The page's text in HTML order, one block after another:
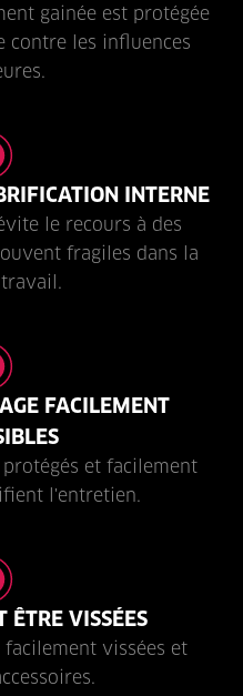
gainée est protégée
contre les influences
INTERNE
le recours à des
fragiles dans la
FACILEMENT
et facilement
l'entretien.
ÊTRE VISSÉES
vissées et